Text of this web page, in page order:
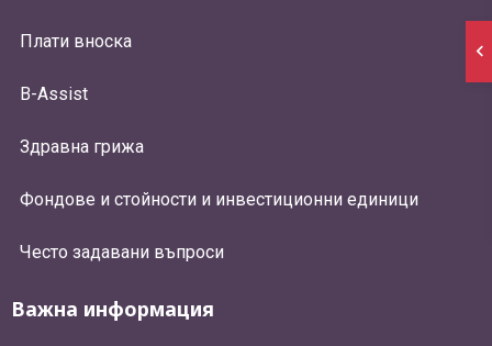
Плати вноска
B-Assist
Здравна грижа
Фондове и стойности и инвестиционни единици
Често задавани въпроси
Важна информация